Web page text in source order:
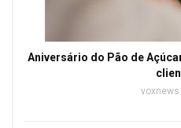
Aniversário do Pão de
voxnews